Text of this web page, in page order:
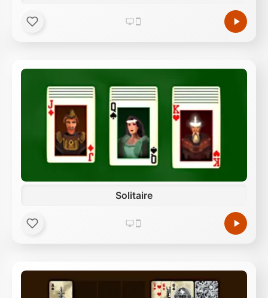
Solitaire